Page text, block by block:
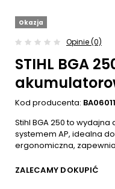
Okazja
Opinie (0)
STIHL BGA
Kod producenta:
Stihl BGA 250 to
systemem AP, idealna
ergonomiczna,
ZALECAMY DOKUPIĆ